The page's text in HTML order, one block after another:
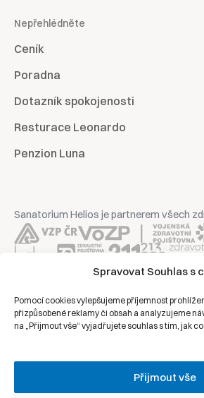
Spravovat Souhlas s
Pomocí cookies vylepšujeme příjemnost
přizpůsobené reklamy či obsah a analyzujeme
na „Přijmout vše“ vyjadřujete souhlas s tím, jak
Přijmout vše
Nepřehlédněte
Ceník
Poradna
Dotazník spokojenosti
Resturace Leonardo
Penzion Luna
Sanatorium Helios je partnerem všech
Ochrana osobních údajů
Právní prohlášení